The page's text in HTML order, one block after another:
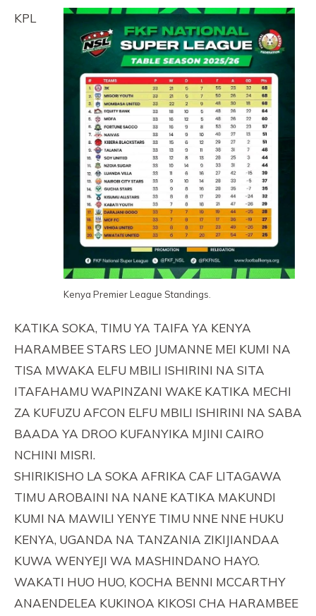
Kenya Premier League Standings.
KPL
KATIKA SOKA, TIMU YA TAIFA YA KENYA
HARAMBEE STARS LEO JUMANNE MEI KUMI NA
TISA MWAKA ELFU MBILI ISHIRINI NA SITA
ITAFAHAMU WAPINZANI WAKE KATIKA MECHI
ZA KUFUZU AFCON ELFU MBILI ISHIRINI NA SABA
BAADA YA DROO KUFANYIKA MJINI CAIRO
NCHINI MISRI.
SHIRIKISHO LA SOKA AFRIKA CAF LITAGAWA
TIMU AROBAINI NA NANE KATIKA MAKUNDI
KUMI NA MAWILI YENYE TIMU NNE NNE HUKU
KENYA, UGANDA NA TANZANIA ZIKIJIANDAA
KUWA WENYEJI WA MASHINDANO HAYO.
WAKATI HUO HUO, KOCHA BENNI MCCARTHY
ANAENDELEA KUKINOA KIKOSI CHA HARAMBEE